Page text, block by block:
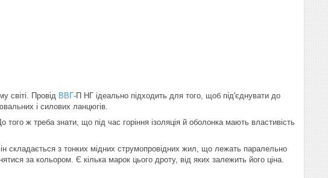
світі. Провід ВВГ-П НГ ідеально підходить для того, щоб під'єднувати до
і силових ланцюгів.
ж треба знати, що під час горіння ізоляція й оболонка мають властивість
з тонких мідних струмопровідних жил, що лежать паралельно
за кольором. Є кілька марок цього дроту, від яких залежить його ціна.